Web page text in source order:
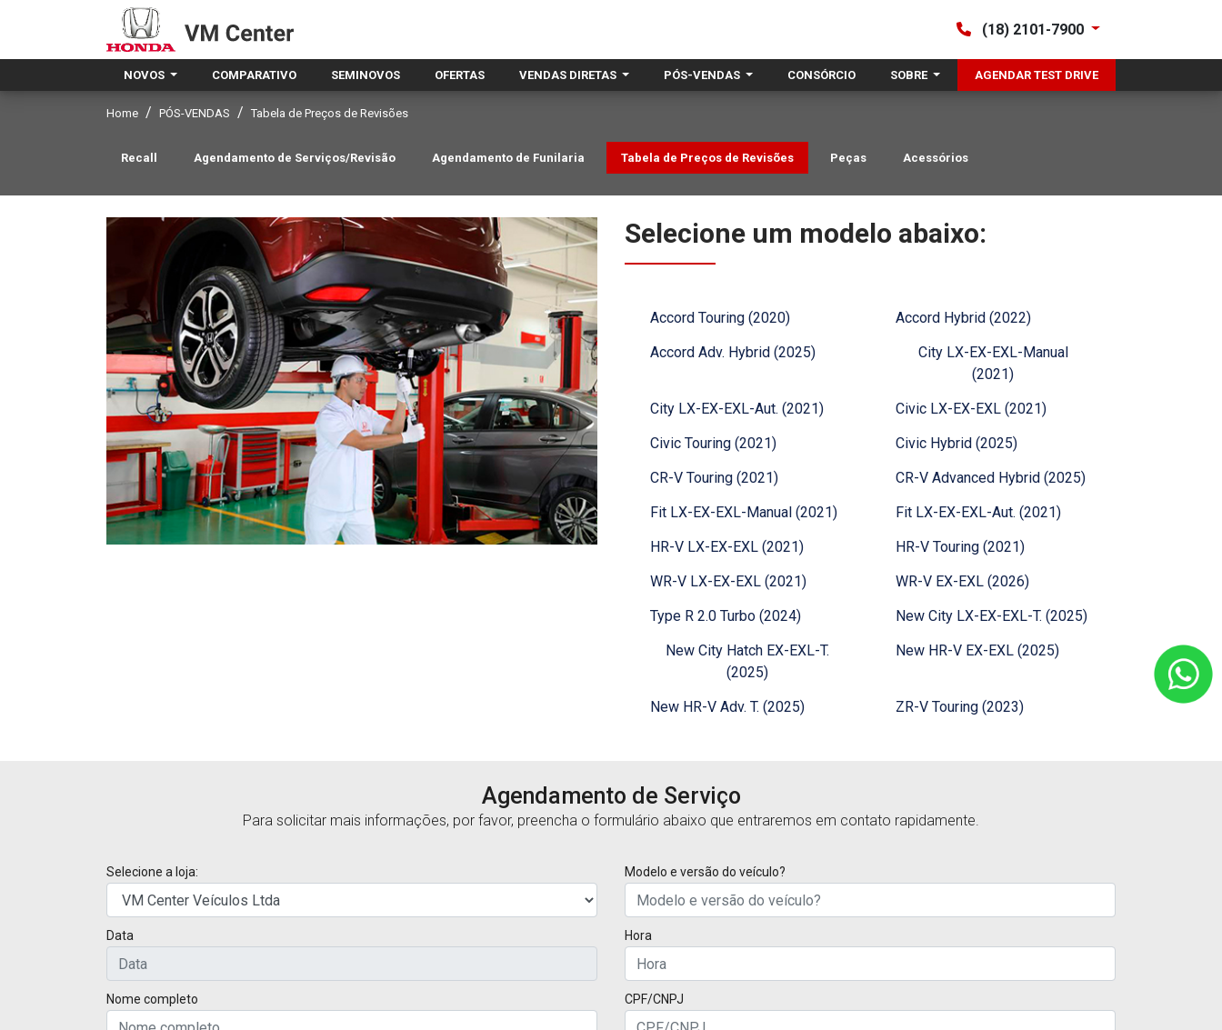
(18) 2101-7900
NOVOS COMPARATIVO SEMINOVOS OFERTAS VENDAS DIRETAS PÓS-VENDAS CONSÓRCIO SOBRE AGENDAR TEST DRIVE
Home PÓS-VENDAS Tabela de Preços de Revisões
Recall Agendamento de Serviços/Revisão Agendamento de Funilaria Tabela de Preços de Revisões Peças Acessórios
Selecione um modelo abaixo:
Accord Touring (2020)
Accord Hybrid (2022)
Accord Adv. Hybrid (2025)
City LX-EX-EXL-Manual
(2021)
City LX-EX-EXL-Aut. (2021)
Civic LX-EX-EXL (2021)
Civic Touring (2021)
Civic Hybrid (2025)
CR-V Touring (2021)
CR-V Advanced Hybrid (2025)
Fit LX-EX-EXL-Manual (2021)
Fit LX-EX-EXL-Aut. (2021)
HR-V LX-EX-EXL (2021)
HR-V Touring (2021)
WR-V LX-EX-EXL (2021)
WR-V EX-EXL (2026)
Type R 2.0 Turbo (2024)
New City LX-EX-EXL-T. (2025)
New City Hatch EX-EXL-T.
(2025)
New HR-V EX-EXL (2025)
New HR-V Adv. T. (2025) ZR-V Touring (2023)
Agendamento de Serviço
Para solicitar mais informações, por favor, preencha o formulário abaixo que entraremos em contato rapidamente.
Selecione a loja: Modelo e versão do veículo?
Data Hora
Nome completo CPF/CNPJ